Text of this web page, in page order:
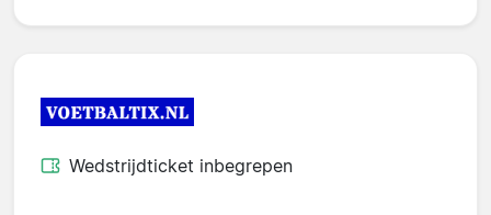
Wedstrijdticket inbegrepen